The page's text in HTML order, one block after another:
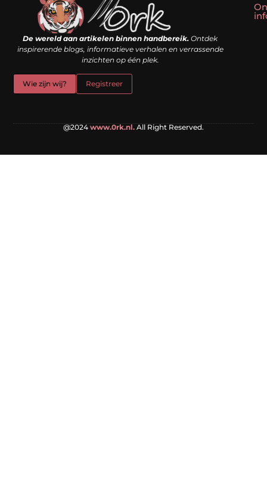
De wereld aan artikelen binnen handbereik. Ontdek
inspirerende blogs, informatieve verhalen en verrassende
inzichten op één plek.
Wie zijn wij? Registreer
@2024 www.0rk.nl. All Right Reserved.